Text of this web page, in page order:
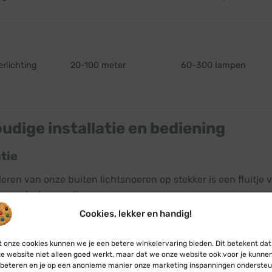
Cookies, lekker en handig!
onze cookies kunnen we je een betere winkelervaring bieden. Dit betekent dat
website niet alleen goed werkt, maar dat we onze website ook voor je
en je op een anonieme manier onze marketing inspanningen
20-100 meter 60-300 lampen
installatie en bediening
van onze buiten lichtsnoeren op stekker is een fluitje
nodig.
meegeleverde LED-lampen in de fittingen van het
de gewenste lengte snoeren aan elkaar.
meegeleverde startkabel (aansluitsnoer) aan op het